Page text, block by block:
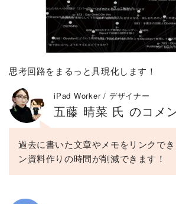
思考回路をまるっと具現化します！
iPad Worker / デザイナー
五藤 晴菜 氏 のコメ
過去に書いた文章やメモをリンクで
ン資料作りの時間が削減できます！